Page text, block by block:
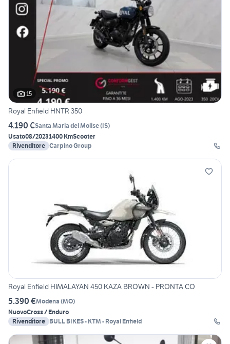
15
Royal Enfield HNTR 350
4.190 €Santa Maria del Molise(IS)
Usato08/20231400 KmScooter
Rivenditore Carpino Group
Royal Enfield HIMALAYAN 450 KAZA BROWN - PRONTA CO
5.390 €Modena (MO)
NuovoCross / Enduro
Rivenditore
BULL BIKES - KTM - Royal Enfield